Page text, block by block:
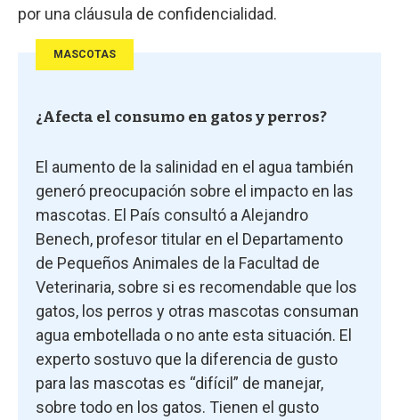
por una cláusula de confidencialidad.
MASCOTAS
¿Afecta el consumo en gatos y perros?
El aumento de la salinidad en el agua también
generó preocupación sobre el impacto en las
mascotas. El País consultó a Alejandro
Benech, profesor titular en el Departamento
de Pequeños Animales de la Facultad de
Veterinaria, sobre si es recomendable que los
gatos, los perros y otras mascotas consuman
agua embotellada o no ante esta situación. El
experto sostuvo que la diferencia de gusto
para las mascotas es “difícil” de manejar,
sobre todo en los gatos. Tienen el gusto